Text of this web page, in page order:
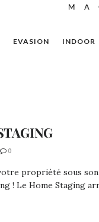
EVASION INDOOR
0
propriété sous
! Le Home Staging